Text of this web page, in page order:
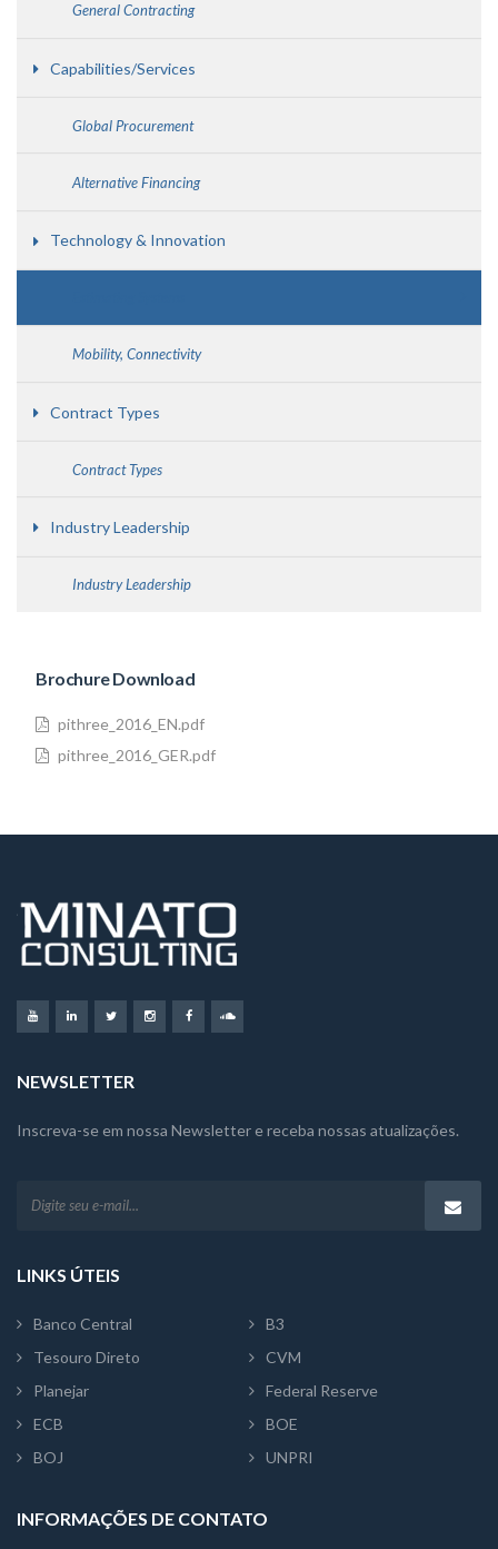
General Contracting
Capabilities/Services
Global Procurement
Alternative Financing
Technology & Innovation
Mobility, Connectivity
Contract Types
Contract Types
Industry Leadership
Industry Leadership
Brochure Download
pithree_2016_EN.pdf
pithree_2016_GER.pdf
NEWSLETTER
Inscreva-se em nossa Newsletter e receba nossas atualizações.
LINKS ÚTEIS
Banco Central
B3
Tesouro Direto
CVM
Planejar
Federal Reserve
ECB
BOE
BOJ
UNPRI
INFORMAÇÕES DE CONTATO